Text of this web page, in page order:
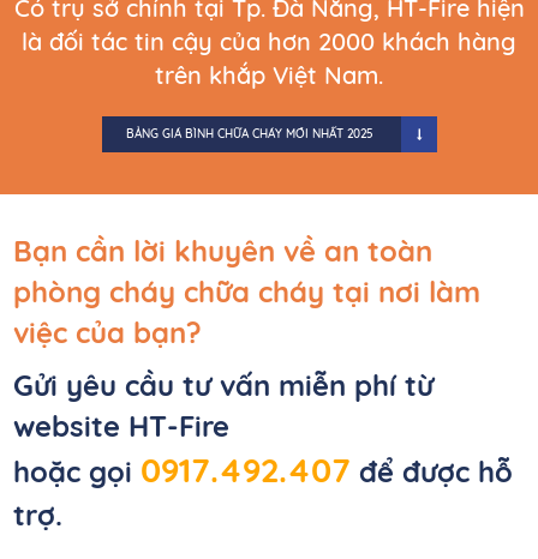
Có trụ sở chính tại Tp. Đà Nẵng, HT-Fire hiện
là đối tác tin cậy của hơn 2000 khách hàng
trên khắp Việt Nam.
BẢNG GIÁ BÌNH CHỮA CHÁY MỚI NHẤT 2025
Bạn cần lời khuyên về an toàn
phòng cháy chữa cháy tại nơi làm
việc của bạn?
Gửi yêu cầu tư vấn miễn phí từ
website HT-Fire
hoặc gọi 0917.492.407 để được hỗ
trợ.